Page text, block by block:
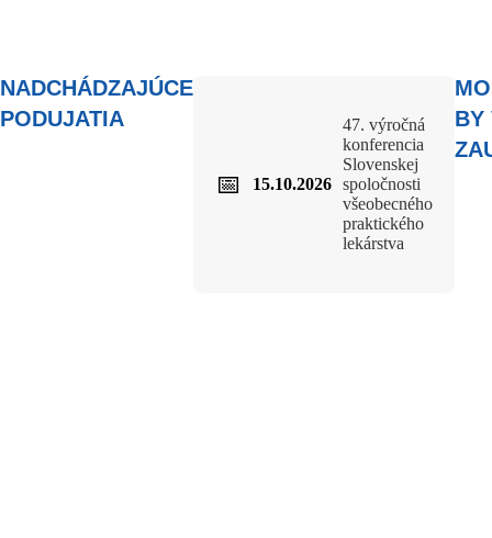
NADCHÁDZAJÚCE
PODUJATIA
📅 15.10.2026
47. výročná
konferencia
Slovenskej
spoločnosti
všeobecného
praktického
lekárstva
BY